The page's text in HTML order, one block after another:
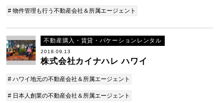
# 物件管理も行う不動産会社＆所属エージェント
不動産購入・賃貸・バケーションレンタル
2018.09.13
株式会社カイナハレ ハワイ
# ハワイ地元の不動産会社＆所属エージェント
# 日本人創業の不動産会社＆所属エージェント